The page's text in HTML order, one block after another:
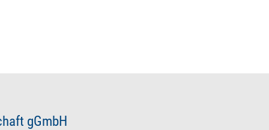
gGmbH